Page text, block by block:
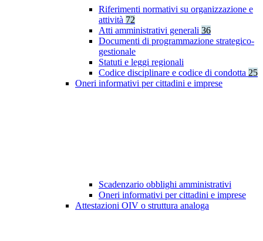
Riferimenti normativi su organizzazione e
attività 72
Atti amministrativi generali 36
Documenti di programmazione strategico-
gestionale
Statuti e leggi regionali
Codice disciplinare e codice di condotta 25
Oneri informativi per cittadini e imprese
Scadenzario obblighi amministrativi
Oneri informativi per cittadini e imprese
Attestazioni OIV o struttura analoga